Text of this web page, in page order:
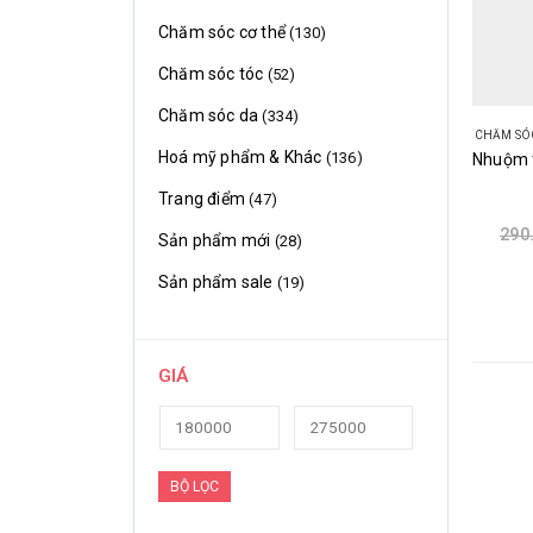
CHĂM
Chăm sóc cơ thể (130)
Chăm sóc tóc (52)
Chăm sóc da (334)
Hoá mỹ phẩm & Khác (136)
Trang điểm (47)
Sản phẩm mới (28)
Sản phẩm sale (19)
GIÁ
BỘ LỌC